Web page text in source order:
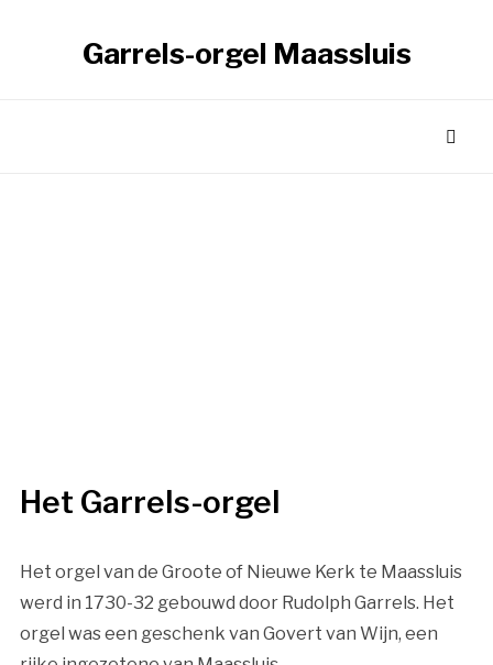
Garrels-orgel Maassluis
Het Garrels-orgel
Het orgel van de Groote of Nieuwe Kerk te Maassluis
werd in 1730-32 gebouwd door Rudolph Garrels. Het
orgel was een geschenk van Govert van Wijn, een